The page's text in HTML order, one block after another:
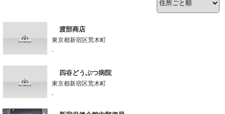
渡部商店
東京都新宿区荒木町
-
四谷どうぶつ病院
東京都新宿区荒木町
-